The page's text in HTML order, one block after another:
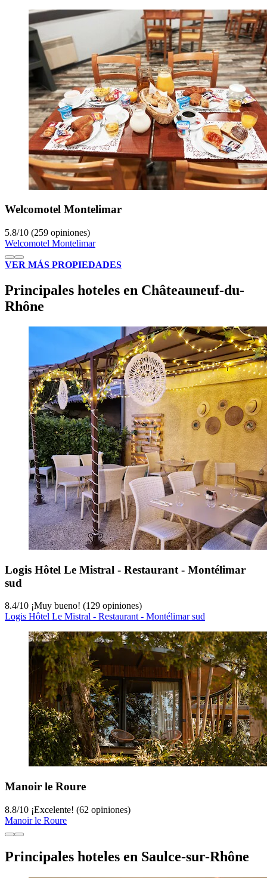
Welcomotel Montelimar
5.8/10 (259 opiniones)
Welcomotel Montelimar
VER MÁS PROPIEDADES
Principales hoteles en Châteauneuf-du-
Rhône
Logis Hôtel Le Mistral - Restaurant - Montélimar
sud
8.4/10 ¡Muy bueno! (129 opiniones)
Logis Hôtel Le Mistral - Restaurant - Montélimar sud
Manoir le Roure
8.8/10 ¡Excelente! (62 opiniones)
Manoir le Roure
Principales hoteles en Saulce-sur-Rhône